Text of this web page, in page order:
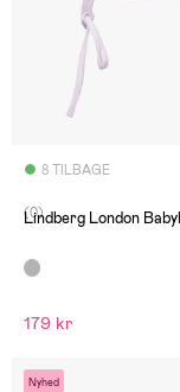
8 TILBAGE
(0)
Lindberg London
179 kr
Nyhed